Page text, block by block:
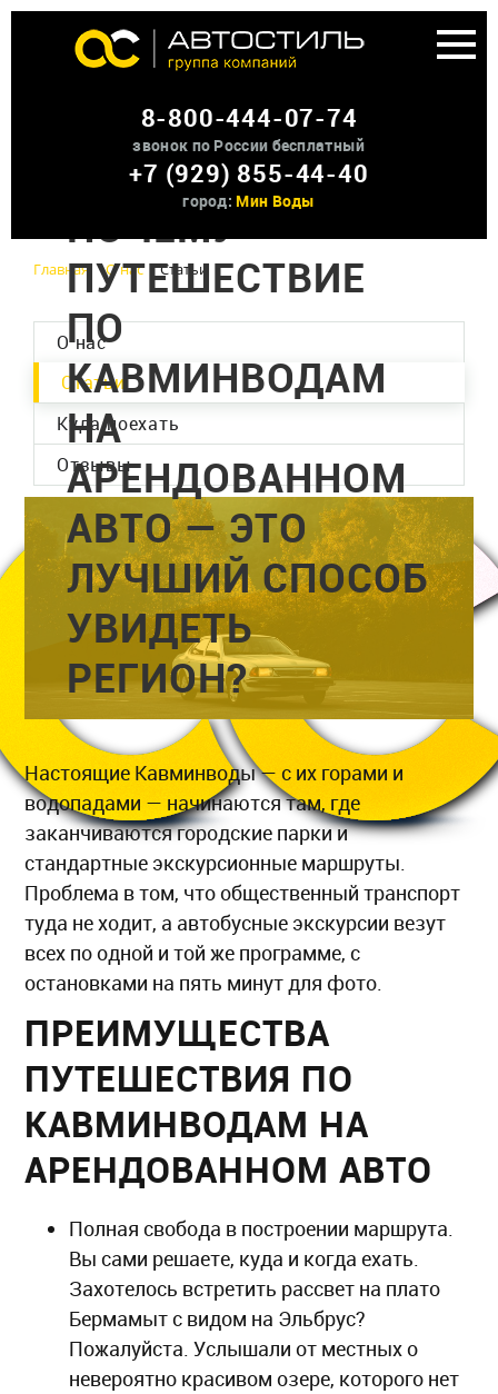
Аренда доп оборудования
О нас
Контакты
8-800-444-07-74
звонок по России бесплатный
+7 (929) 855-44-40
город: Мин Воды
Главная О нас Статьи
О нас
Статьи
Куда поехать
Отзывы
03.09.2025
ПОЧЕМУ
ПУТЕШЕСТВИЕ
ПО
КАВМИНВОДАМ
НА
АРЕНДОВАННОМ
АВТО — ЭТО
ЛУЧШИЙ СПОСОБ
УВИДЕТЬ
РЕГИОН?
Настоящие Кавминводы — с их горами и
водопадами — начинаются там, где
заканчиваются городские парки и
стандартные экскурсионные маршруты.
Проблема в том, что общественный транспорт
туда не ходит, а автобусные экскурсии везут
всех по одной и той же программе, с
остановками на пять минут для фото.
ПРЕИМУЩЕСТВА
ПУТЕШЕСТВИЯ ПО
КАВМИНВОДАМ НА
АРЕНДОВАННОМ АВТО
Полная свобода в построении маршрута.
Вы сами решаете, куда и когда ехать.
Захотелось встретить рассвет на плато
Бермамыт с видом на Эльбрус?
Пожалуйста. Услышали от местных о
невероятно красивом озере, которого нет